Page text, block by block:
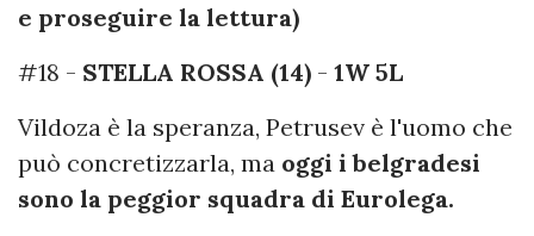
e proseguire la lettura)
#18 - STELLA ROSSA (14) - 1W 5L
Vildoza è la speranza, Petrusev è l'uomo che
può concretizzarla, ma oggi i belgradesi
sono la peggior squadra di Eurolega.